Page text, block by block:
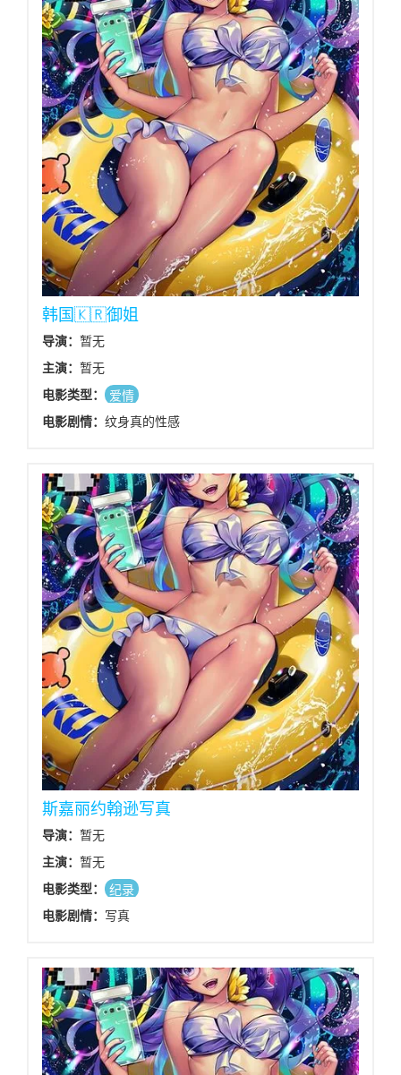
韩国🇰🇷御姐
导演： 暂无
主演： 暂无
电影类型：
爱情
电影剧情： 纹身真的性感
斯嘉丽约翰逊写真
导演： 暂无
主演： 暂无
电影类型：
纪录
电影剧情： 写真